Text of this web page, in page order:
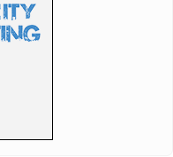
BEOGRADA: Aleksa
Jadnik je u prilično lošem fizi...
pa opisao majstoriju